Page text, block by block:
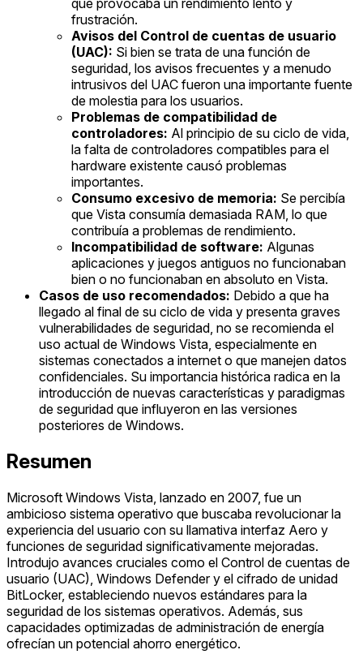
frustración.
Avisos del Control de cuentas de usuario
(UAC): Si bien se trata de una función de
seguridad, los avisos frecuentes y a menudo
intrusivos del UAC fueron una importante fuente
de molestia para los usuarios.
Problemas de compatibilidad de
controladores: Al principio de su ciclo de vida,
la falta de controladores compatibles para el
hardware existente causó problemas
importantes.
Consumo excesivo de memoria: Se percibía
que Vista consumía demasiada RAM, lo que
contribuía a problemas de rendimiento.
Incompatibilidad de software: Algunas
aplicaciones y juegos antiguos no funcionaban
bien o no funcionaban en absoluto en Vista.
Casos de uso recomendados: Debido a que ha
llegado al final de su ciclo de vida y presenta graves
vulnerabilidades de seguridad, no se recomienda el
uso actual de Windows Vista, especialmente en
sistemas conectados a internet o que manejen datos
confidenciales. Su importancia histórica radica en la
introducción de nuevas características y paradigmas
de seguridad que influyeron en las versiones
posteriores de Windows.
Resumen
Microsoft Windows Vista, lanzado en 2007, fue un
ambicioso sistema operativo que buscaba revolucionar la
experiencia del usuario con su llamativa interfaz Aero y
funciones de seguridad significativamente mejoradas.
Introdujo avances cruciales como el Control de cuentas de
usuario (UAC), Windows Defender y el cifrado de unidad
BitLocker, estableciendo nuevos estándares para la
seguridad de los sistemas operativos. Además, sus
capacidades optimizadas de administración de energía
ofrecían un potencial ahorro energético.